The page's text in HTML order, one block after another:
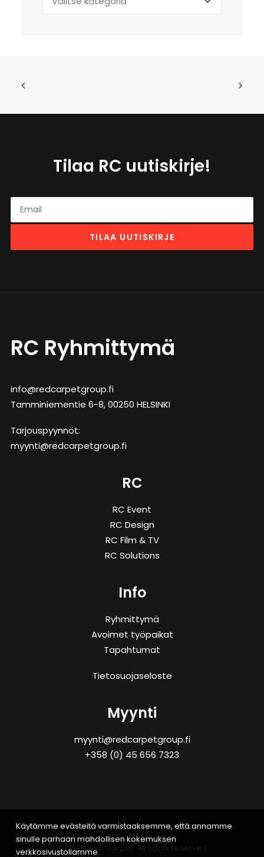
Tilaa RC uutiskirje!
RC Ryhmittymä
info@redcarpetgroup.fi
Tamminiementie 6-8, 00250 HELSINKI
Tarjouspyynnöt:
myynti@redcarpetgroup.fi
RC
RC Event
RC Design
RC Film & TV
RC Solutions
Info
Ryhmittymä
Avoimet työpaikat
Tapahtumat
Tietosuojaseloste
Myynti
myynti@redcarpetgroup.fi
+358 (0) 45 656 7323
© 2026 Red Carpet. All rights reserved
Käytämme evästeitä varmistaaksemme, että annamme
sinulle parhaan mahdollisen kokemuksen
verkkosivustollamme.